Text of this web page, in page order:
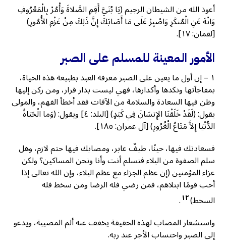
أعوذ الله من الشيطان الرجيم (يَا بُنَيَّ أَقِمِ الصَّلاةَ وَأْمُرْ بِالْمَعْرُوفِ
وَانْهَ عَنِ الْمُنكَرِ وَاصْبِرْ عَلَى مَا أَصَابَكَ إِنَّ ذَلِكَ مِنْ عَزْمِ الأُمُورِ)
[لقمان: ١٧].
الأمور المعينة للمسلم على الصبر
١ – إن أول ما يعين على الصبر معرفة العبد بطبيعة هذه الحياة،
بمفاجآتها ونكدها وأكدارها، فهي ليست بدار قرار، ومن ركن إليها
وظن فيها السعادة والسلامة من الآفات فقد أخطأ الفهم، والمولى
يقول: (لَقَدْ خَلَقْنَا الإِنسَانَ فِي كَبَدٍ) [البلد: ٤] ويقول: (وَما الْحَيَاةُ
الدُّنْيَا إِلاَّ مَتَاعُ الْغُرُورِ) [آل عمران: ١٨٥].
فسعادتك فيها، حينًا، طيفٌ عابر، ومصابك فيها حتم لازم، وهل
سلم الصفوة من البلاء فتسلم أنت وأنا ونحن المساكين؟ ولكن
عزاء المؤمنين (إن عظم الجزاء مع عظم البلاء، وإن الله تعالى إذا
أحب قومًا ابتلاهم، فمن رضي فله الرضا ومن سخط فله
السخط)١٢.
واستشعار المصاب لهذه الحقيقة يخفف عنه ألم المصيبة، ويدعو
إلى الصبر واحتساب الأجر عند ربه.